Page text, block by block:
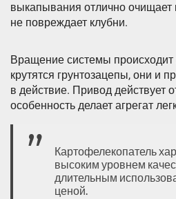
выкапывания отлично очищает
не повреждает клубни.
Вращение системы происходит
крутятся грунтозацепы, они и
в действие. Привод действует
особенность делает агрегат
Картофелекопатель
высоким уровнем
длительным
ценой.